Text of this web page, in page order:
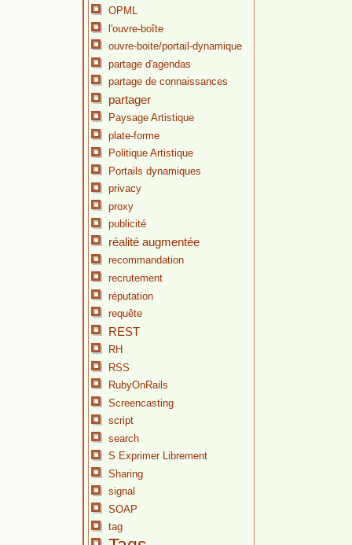
OPML
l'ouvre-boîte
ouvre-boite/portail-dynamique
partage d'agendas
partage de connaissances
partager
Paysage Artistique
plate-forme
Politique Artistique
Portails dynamiques
privacy
proxy
publicité
réalité augmentée
recommandation
recrutement
réputation
requête
REST
RH
RSS
RubyOnRails
Screencasting
script
search
S Exprimer Librement
Sharing
signal
SOAP
tag